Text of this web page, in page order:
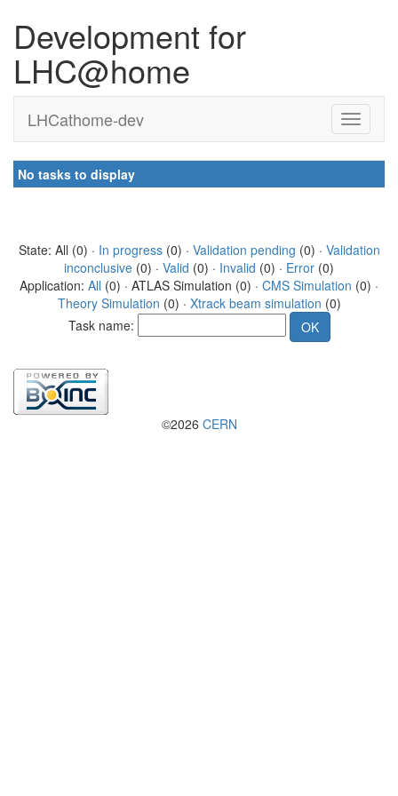
Development for
LHC@home
LHCathome-dev
No tasks to display
State: All (0) · In progress(0) · Validation pending (0) · Validation
inconclusive (0) · Valid (0) · Invalid (0) · Error (0)
Application: All (0) · ATLAS Simulation (0) · CMS Simulation (0) ·
Theory Simulation (0) · Xtrack beam simulation (0)
Task name:
©2026 CERN